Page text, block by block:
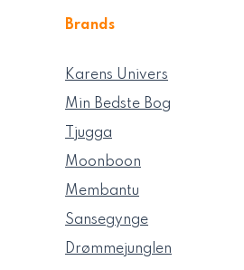
Brands
Karens Univers
Min Bedste Bog
Tjugga
Moonboon
Membantu
Sansegynge
Drømmejunglen